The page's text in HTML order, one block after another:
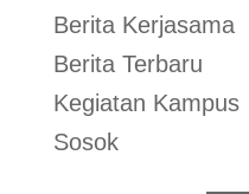
Berita Kerjasama
Berita Terbaru
Kegiatan Kampus
Sosok